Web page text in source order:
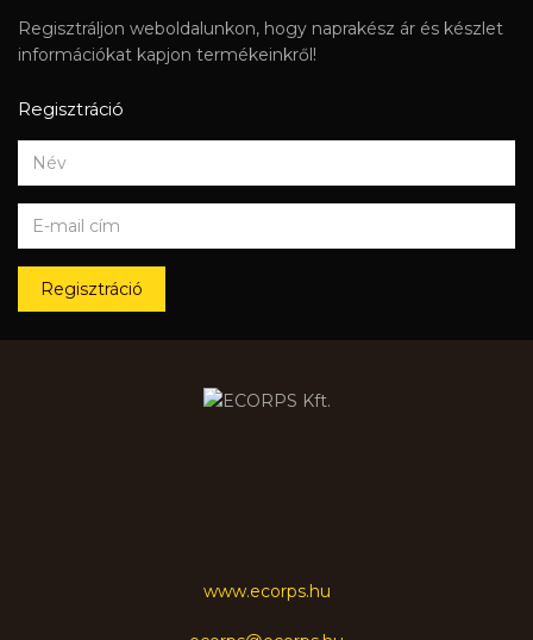
Regisztráljon weboldalunkon, hogy naprakész ár és készlet
információkat kapjon termékeinkről!
Regisztráció
Regisztráció
www.ecorps.hu